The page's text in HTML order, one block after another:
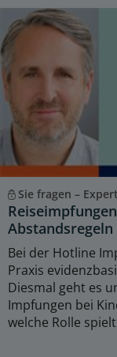
Sie fragen –
Bei der Hotline
Praxis
Diesmal geht es
Impfungen bei
welche Rolle